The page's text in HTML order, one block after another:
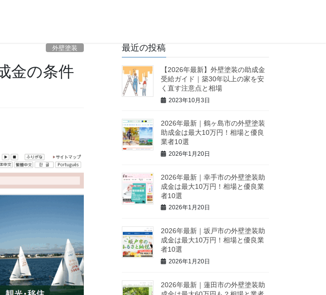
外壁塗装
金の条件
最近の投稿
【2026年最新】外壁塗装の助成金
受給ガイド｜築30年以上の家を安
く直す注意点と相場
2023年10月3日
2026年最新｜鶴ヶ島市の外壁塗装
助成金は最大10万円！相場と優良
業者10選
2026年1月20日
2026年最新｜幸手市の外壁塗装助
成金は最大10万円！相場と優良業
者10選
2026年1月20日
2026年最新｜坂戸市の外壁塗装助
成金は最大10万円！相場と優良業
者10選
2026年1月20日
2026年最新｜蓮田市の外壁塗装助